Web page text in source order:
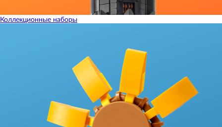
Коллекционные наборы